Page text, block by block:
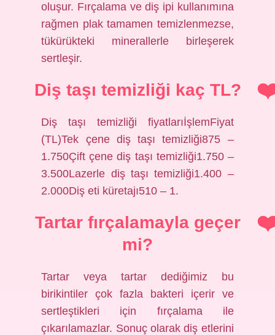
oluşur. Fırçalama ve diş ipi kullanımına
rağmen plak tamamen temizlenmezse,
tükürükteki minerallerle birleşerek
sertleşir.
Diş taşı temizliği kaç TL?
Diş taşı temizliği fiyatlarıİşlemFiyat
(TL)Tek çene diş taşı temizliği875 –
1.750Çift çene diş taşı temizliği1.750 –
3.500Lazerle diş taşı temizliği1.400 –
2.000Diş eti küretajı510 – 1.
Tartar fırçalamayla geçer
mi?
Tartar veya tartar dediğimiz bu
birikintiler çok fazla bakteri içerir ve
sertleştikleri için fırçalama ile
çıkarılamazlar. Sonuç olarak diş etlerini